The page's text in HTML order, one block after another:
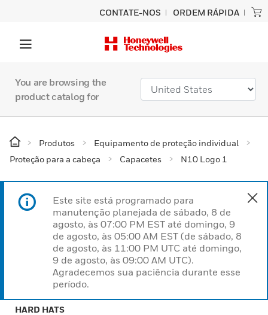
CONTATE-NOS ORDEM RÁPIDA
You are browsing the
product catalog for
Produtos
Equipamento de proteção individual
Proteção para a cabeça
Capacetes N10 Logo 1
Este site está programado para
manutenção planejada de sábado, 8 de
agosto, às 07:00 PM EST até domingo, 9
de agosto, às 05:00 AM EST (de sábado, 8
de agosto, às 11:00 PM UTC até domingo,
9 de agosto, às 09:00 AM UTC).
Agradecemos sua paciência durante esse
período.
HARD HATS